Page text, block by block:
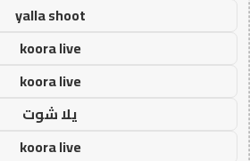
yalla shoot
koora live
koora live
يلا شوت
koora live